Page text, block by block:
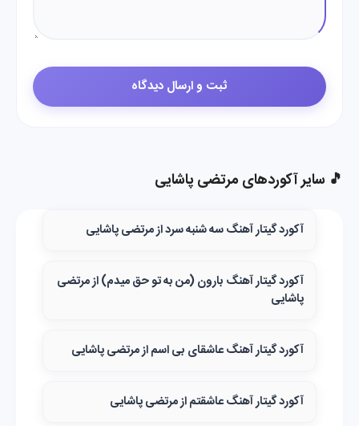
🎵 سایر آکوردهای مرتضی پاشایی
آکورد گیتار آهنگ سه ‌شنبه‌ سرد از مرتضی پاشایی
آکورد گیتار آهنگ بارون (من به تو حق میدم) از مرتضی
پاشایی
آکورد گیتار آهنگ عاشقای بی اسم از مرتضی پاشایی
آکورد گیتار آهنگ عاشقتم از مرتضی پاشایی